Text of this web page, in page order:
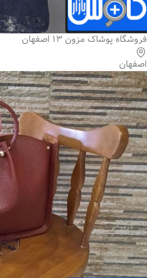
فروشگاه پوشاک مزون ۱۳ اصفهان
اصفهان